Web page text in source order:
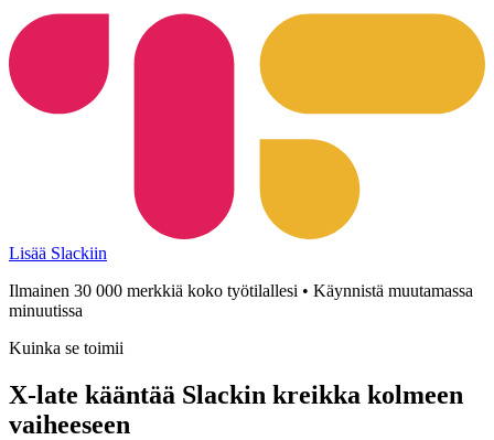
Lisää Slackiin
Ilmainen 30 000 merkkiä koko työtilallesi • Käynnistä muutamassa
minuutissa
Kuinka se toimii
X-late kääntää Slackin kreikka kolmeen
vaiheeseen